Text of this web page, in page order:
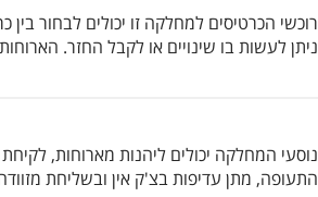
רוכשי הכרטיסים למחלקה זו יכולים לבחור
ניתן לעשות בו שינויים או לקבל החזר.
התעופה, מתן עדיפות בצ'ק אין ובשליחת